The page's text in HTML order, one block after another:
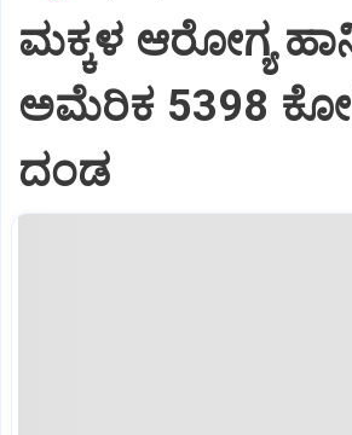
ಮಕ್ಕಳ ಆರೋಗ್ಯ
ಅಮೆರಿಕ 5398
ದಂಡ